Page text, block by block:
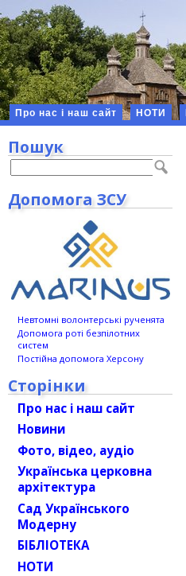
Про нас і наш сайт НОТИ
Пошук
Допомога ЗСУ
Невтомні волонтерські рученята
Допомога роті безпілотних
систем
Постійна допомога Херсону
Сторінки
Про нас і наш сайт
Новини
Фото, відео, аудіо
Українська церковна
архітектура
Сад Українського
Модерну
БІБЛІОТЕКА
НОТИ